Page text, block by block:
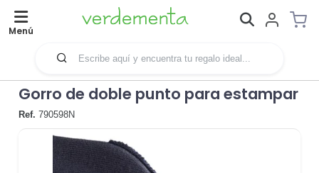
Menú
Gorro de doble punto para estampar
Ref. 790598N